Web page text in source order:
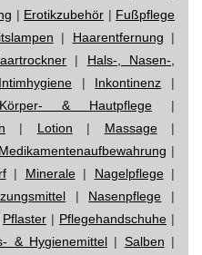
| Erotikzubehör | Fußpflege
| Haarentfernung |
| Hals-, Nasen-,
Intimhygiene| Inkontinenz |
Körper- & Hautpflege |
| Lotion | Massage|
Medikamentenaufbewahrung |
| Minerale| Nagelpflege|
| Nasenpflege |
Pflaster | Pflegehandschuhe |
& Hygienemittel | Salben |